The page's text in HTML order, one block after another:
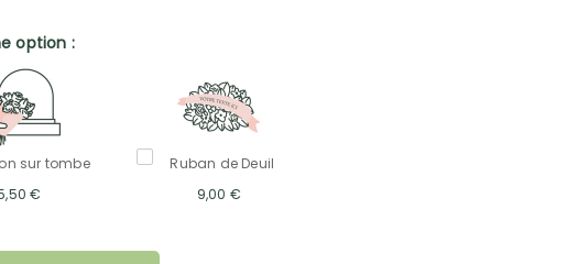
option :
sur tombe
€
Ruban de Deuil
9,00 €